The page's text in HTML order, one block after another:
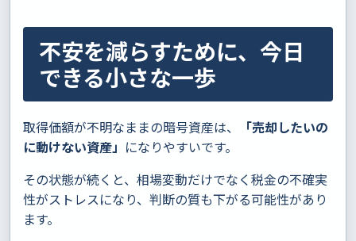
不安を減らすために、今日
できる小さな一歩
取得価額が不明なままの暗号資産は、
「売却したいの
に動けない資産」 になりやすいです。
その状態が続くと、相場変動だけでなく税金の不確実
性がストレスになり、判断の質も下がる可能性があり
ます。